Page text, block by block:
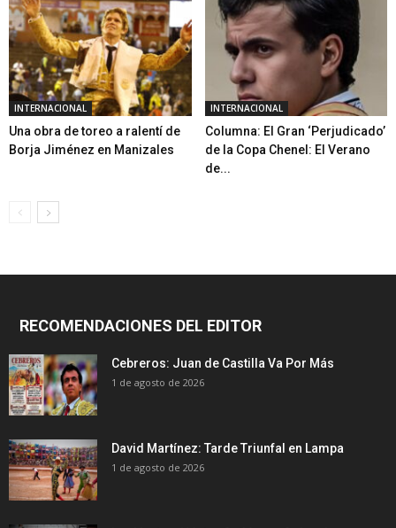
INTERNACIONAL
Una obra de toreo a ralentí de
Borja Jiménez en Manizales
INTERNACIONAL
Columna: El Gran ‘Perjudicado’
de la Copa Chenel: El Verano
de...
RECOMENDACIONES DEL EDITOR
Cebreros: Juan de Castilla Va Por Más
1 de agosto de 2026
David Martínez: Tarde Triunfal en Lampa
1 de agosto de 2026